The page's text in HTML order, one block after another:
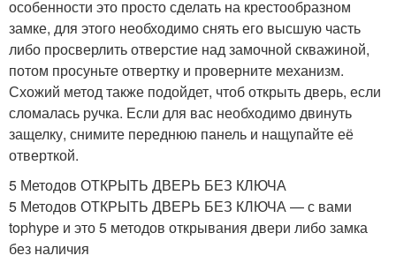
особенности это просто сделать на крестообразном
замке, для этого необходимо снять его высшую часть
либо просверлить отверстие над замочной скважиной,
потом просуньте отвертку и проверните механизм.
Схожий метод также подойдет, чтоб открыть дверь, если
сломалась ручка. Если для вас необходимо двинуть
защелку, снимите переднюю панель и нащупайте её
отверткой.
5 Методов ОТКРЫТЬ ДВЕРЬ БЕЗ КЛЮЧА
5 Методов ОТКРЫТЬ ДВЕРЬ БЕЗ КЛЮЧА — с вами
tophype и это 5 методов открывания двери либо замка
без наличия